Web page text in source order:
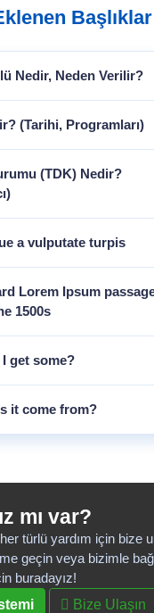
Başlıklar
Nedir, Neden Verilir?
(Tarihi, Programları)
(TDK) Nedir?
a vulputate turpis
Lorem Ipsum
1500s
get some?
it come from?
mı var?
türlü yardım için bize
geçin veya bizimle
buradayız!
Bize Ulaşın